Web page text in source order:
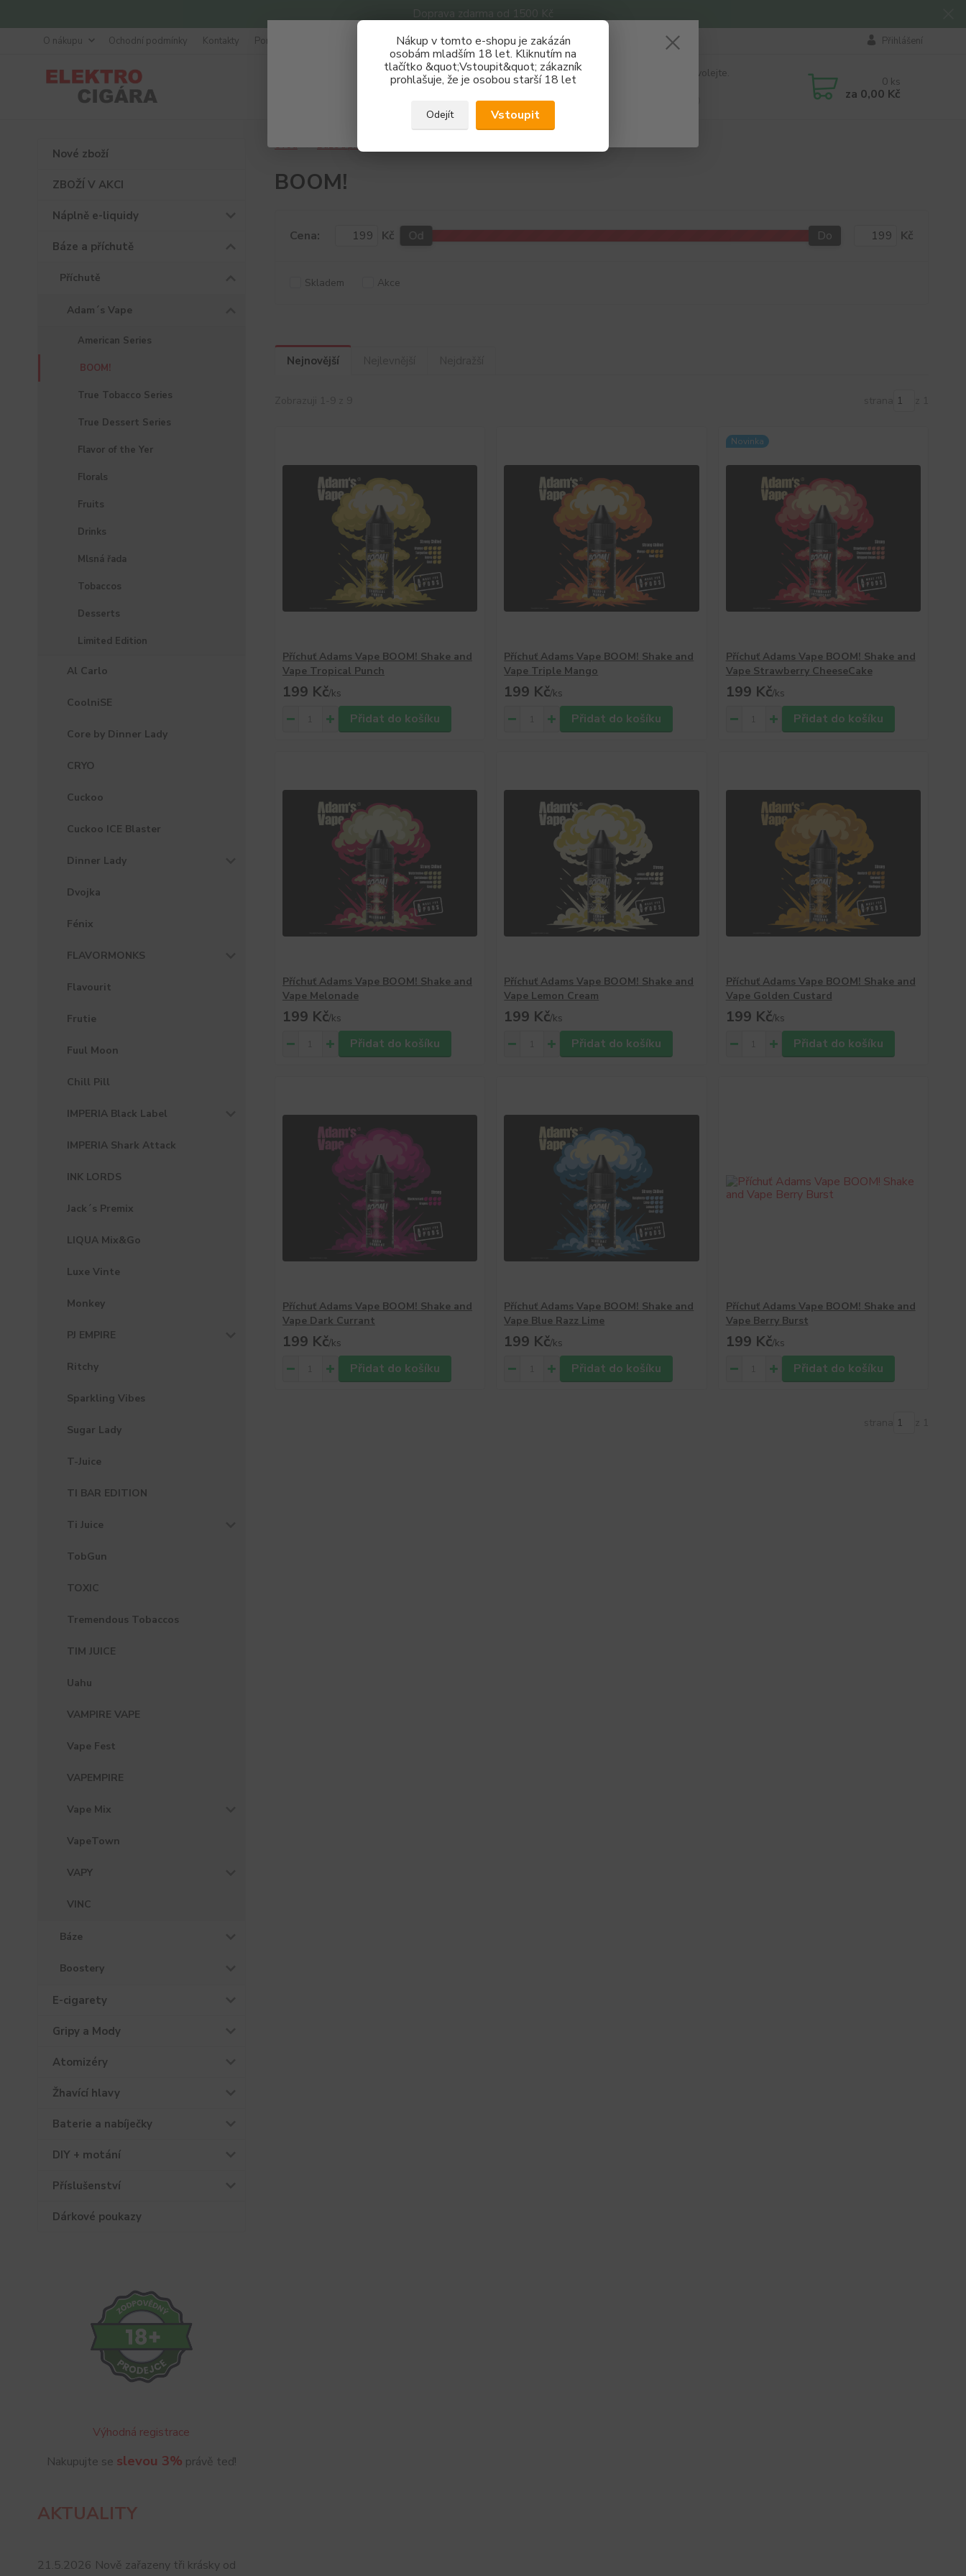
Doprava zdarma od 1500 Kč
Nákup v tomto e-shopu je zakázán
osobám mladším 18 let. Kliknutím na
tlačítko &quot;Vstoupit&quot; zákazník
prohlašuje, že je osobou starší 18 let
Odejít Vstoupit
O nákupu Ochodní podmínky Kontakty Poradna Přihlášení
Hledat
Nevíte si rady? Zavolejte.
0 ks
za 0,00 Kč
Nové zboží
ZBOŽÍ V AKCI
Náplně e-liquidy
Báze a příchutě
Příchutě
Adam´s Vape
American Series
BOOM!
True Tobacco Series
True Dessert Series
Flavor of the Yer
Florals
Fruits
Drinks
Mlsná řada
Tobaccos
Desserts
Limited Edition
Al Carlo
CoolniSE
Core by Dinner Lady
CRYO
Cuckoo
Cuckoo ICE Blaster
Dinner Lady
Dvojka
Fénix
FLAVORMONKS
Flavourit
Frutie
Fuul Moon
Chill Pill
IMPERIA Black Label
IMPERIA Shark Attack
INK LORDS
Jack´s Premix
LIQUA Mix&Go
Luxe Vinte
Monkey
PJ EMPIRE
Ritchy
Sparkling Vibes
Sugar Lady
T-Juice
TI BAR EDITION
Ti Juice
TobGun
TOXIC
Tremendous Tobaccos
TIM JUICE
Uahu
VAMPIRE VAPE
Vape Fest
VAPEMPIRE
Vape Mix
VapeTown
VAPY
VINC
Báze
Boostery
E-cigarety
Gripy a Mody
Atomizéry
Žhavící hlavy
Baterie a nabíječky
DIY + motání
Příslušenství
Dárkové poukazy
Výhodná registrace
Nakupujte se slevou 3% právě teď!
AKTUALITY
21.5.2026 Nově zařazeny tři krásky od
Úvod Báze a příchutě
BOOM!
Cena: Kč Od Do Kč
Skladem Akce
Nejnovější
Příchuť Adams Vape BOOM! Shake and
Vape Tropical Punch
199 Kč/ks
Přidat do košíku
Příchuť Adams Vape BOOM! Shake and
Vape Triple Mango
199 Kč/ks
Přidat do košíku
Novinka
Příchuť Adams Vape BOOM! Shake and
Vape Strawberry CheeseCake
199 Kč/ks
Přidat do košíku
Příchuť Adams Vape BOOM! Shake and
Vape Melonade
199 Kč/ks
Přidat do košíku
Příchuť Adams Vape BOOM! Shake and
Vape Lemon Cream
199 Kč/ks
Přidat do košíku
Příchuť Adams Vape BOOM! Shake and
Vape Golden Custard
199 Kč/ks
Přidat do košíku
Příchuť Adams Vape BOOM! Shake and
Vape Dark Currant
199 Kč/ks
Přidat do košíku
Příchuť Adams Vape BOOM! Shake and
Vape Blue Razz Lime
199 Kč/ks
Přidat do košíku
Příchuť Adams Vape BOOM! Shake and
Vape Berry Burst
199 Kč/ks
Přidat do košíku
Získej slevu 3%
Zaregistruj se a nakupuj se slevou právě teď!
REGISTRAČNÍ FORMULÁŘ
Zavřít